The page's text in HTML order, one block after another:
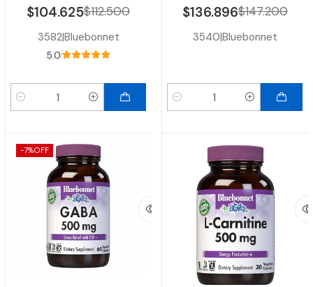
$104.625$112.500
3582|Bluebonnet
5.0
Cantidad
$136.896$147.200
3540|Bluebonnet
Cantidad
-7%OFF